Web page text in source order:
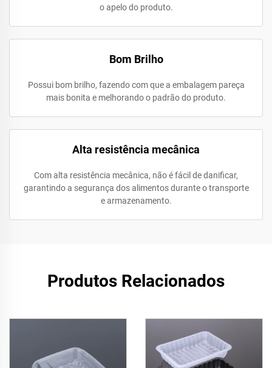
o apelo do produto.
Bom Brilho
Possui bom brilho, fazendo com que a embalagem pareça
mais bonita e melhorando o padrão do produto.
Alta resistência mecânica
Com alta resistência mecânica, não é fácil de danificar,
garantindo a segurança dos alimentos durante o transporte
e armazenamento.
Produtos Relacionados